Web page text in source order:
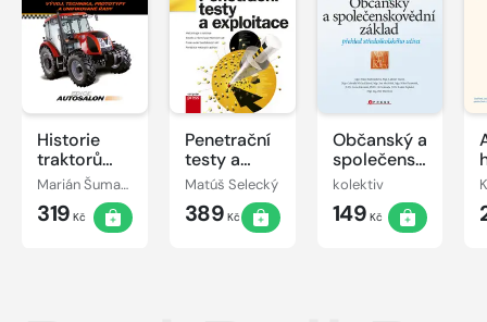
Historie
traktorů
Zetor
Marián Šuman-Hreblay
319 Kč
Penetrační
testy a
exploitace
Matúš Selecký
389 Kč
Občanský a
společenskovědní
základ
kolektiv
149 Kč